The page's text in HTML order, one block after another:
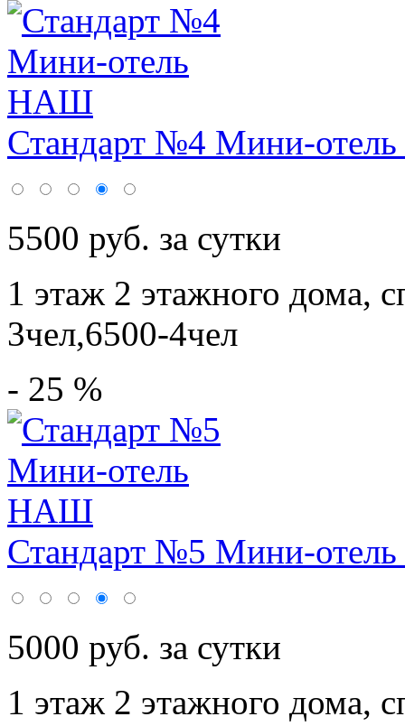
Стандарт №4 Мини-
5500 руб. за сутки
1 этаж 2 этажного дома,
3чел,6500-4чел
- 25 %
Стандарт №5 Мини-
5000 руб. за сутки
1 этаж 2 этажного дома,